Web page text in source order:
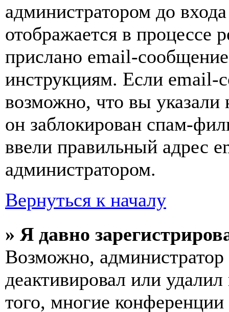
администратором до
отображается в процессе
прислано email-
инструкциям. Если email-
возможно, что вы
он заблокирован спам-
ввели правильный адрес
администратором.
Вернуться к началу
» Я давно
Возможно,
деактивировал или
того, многие